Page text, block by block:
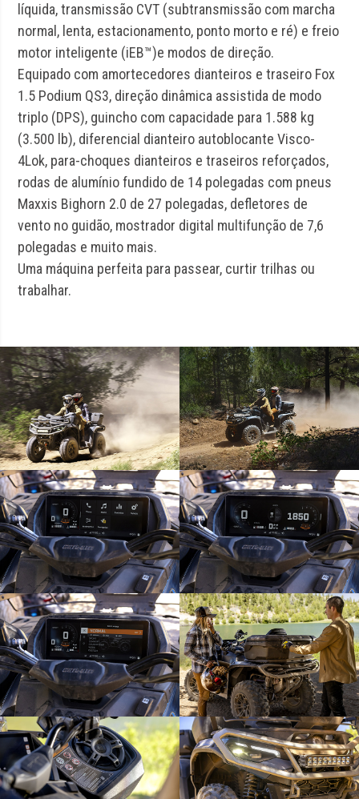
líquida, transmissão CVT (subtransmissão com marcha
normal, lenta, estacionamento, ponto morto e ré) e freio
motor inteligente (iEB™)e modos de direção.
Equipado com amortecedores dianteiros e traseiro Fox
1.5 Podium QS3, direção dinâmica assistida de modo
triplo (DPS), guincho com capacidade para 1.588 kg
(3.500 lb), diferencial dianteiro autoblocante Visco-
4Lok, para-choques dianteiros e traseiros reforçados,
rodas de alumínio fundido de 14 polegadas com pneus
Maxxis Bighorn 2.0 de 27 polegadas, defletores de
vento no guidão, mostrador digital multifunção de 7,6
polegadas e muito mais.
Uma máquina perfeita para passear, curtir trilhas ou
trabalhar.